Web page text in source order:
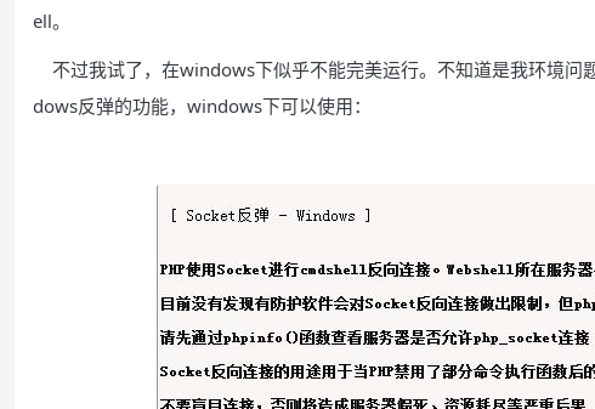
ell。
不过我试了，在windows下似乎不能完美运行。不知道是我环境问
dows反弹的功能，windows下可以使用：